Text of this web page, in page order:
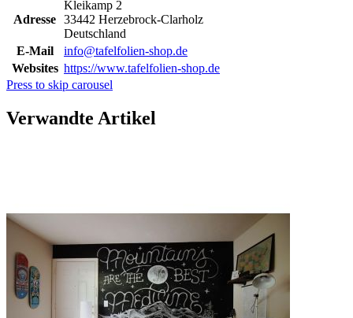
Adresse
Kleikamp 2
33442 Herzebrock-Clarholz
Deutschland
E-Mail
info@tafelfolien-shop.de
Websites https://www.tafelfolien-shop.de
Press to skip carousel
Verwandte Artikel